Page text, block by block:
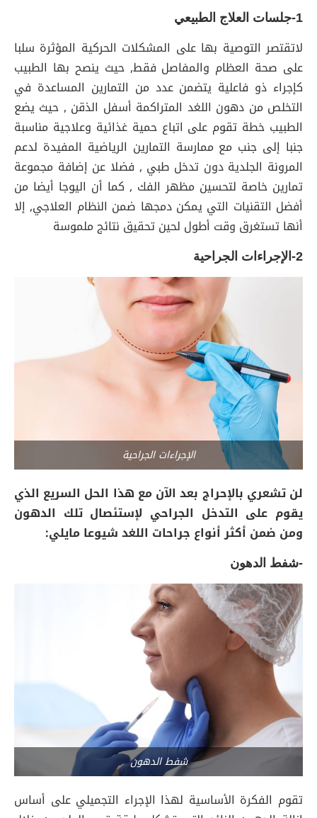
1-جلسات العلاج الطبيعي
لاتقتصر التوصية بها على المشكلات الحركية المؤثرة سلبا
على صحة العظام والمفاصل فقط, حيث ينصح بها الطبيب
كإجراء ذو فاعلية يتضمن عدد من التمارين المساعدة في
التخلص من دهون اللغد المتراكمة أسفل الذقن , حيث يضع
الطبيب خطة تقوم على اتباع حمية غذائية وعلاجية مناسبة
جنبا إلى جنب مع ممارسة التمارين الرياضية المفيدة لدعم
المرونة الجلدية دون تدخل طبي , فضلا عن إضافة مجموعة
تمارين خاصة لتحسين مظهر الفك , كما أن اليوجا أيضا من
أفضل التقنيات التي يمكن دمجها ضمن النظام العلاجي, إلا
أنها تستغرق وقت أطول لحين تحقيق نتائج ملموسة
2-الإجراءات الجراحية
الإجراءات الجراحية
لن تشعري بالإحراج بعد الآن مع هذا الحل السريع الذي
يقوم على التدخل الجراحي لإستئصال تلك الدهون
ومن ضمن أكثر أنواع جراحات اللغد شيوعا مايلي:
-شفط الدهون
شفط الدهون
تقوم الفكرة الأساسية لهذا الإجراء التجميلي على أساس